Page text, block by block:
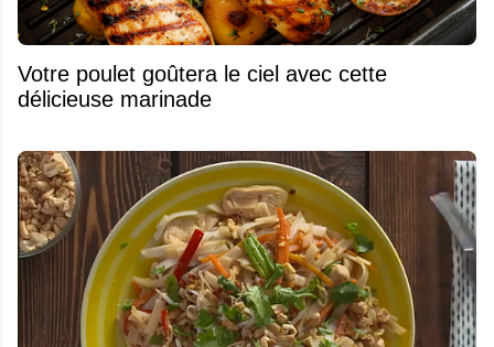
Votre poulet goûtera le ciel avec cette
délicieuse marinade